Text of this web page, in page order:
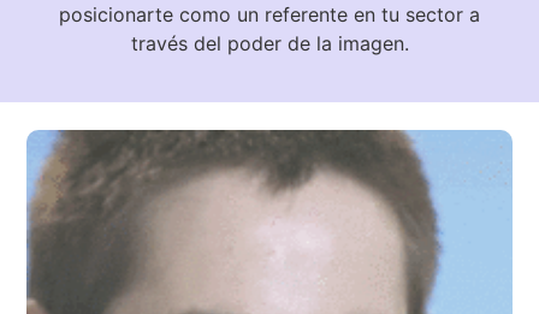
posicionarte como un referente en tu sector a
través del poder de la imagen.